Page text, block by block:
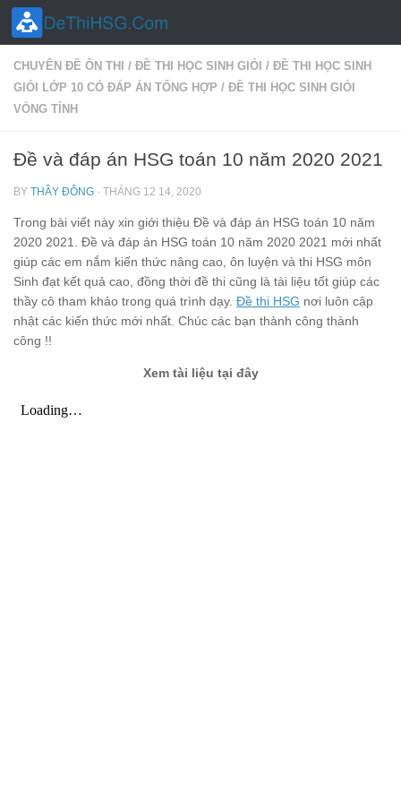
Skip to content
CHUYÊN ĐỀ ÔN THI / ĐỀ THI HỌC SINH GIỎI / ĐỀ THI HỌC SINH
GIỎI LỚP 10 CÓ ĐÁP ÁN TỔNG HỢP / ĐỀ THI HỌC SINH GIỎI
VÒNG TỈNH
Đề và đáp án HSG toán 10 năm 2020 2021
BY THẦY ĐÔNG · THÁNG 12 14, 2020
Trong bài viết này xin giới thiệu Đề và đáp án HSG toán 10 năm
2020 2021. Đề và đáp án HSG toán 10 năm 2020 2021 mới nhất
giúp các em nắm kiến thức nâng cao, ôn luyện và thi HSG môn
Sinh đạt kết quả cao, đồng thời đề thi cũng là tài liệu tốt giúp các
thầy cô tham khảo trong quá trình dạy. Đề thi HSG nơi luôn cập
nhật các kiến thức mới nhất. Chúc các bạn thành công thành
công !!
Xem tài liệu tại đây